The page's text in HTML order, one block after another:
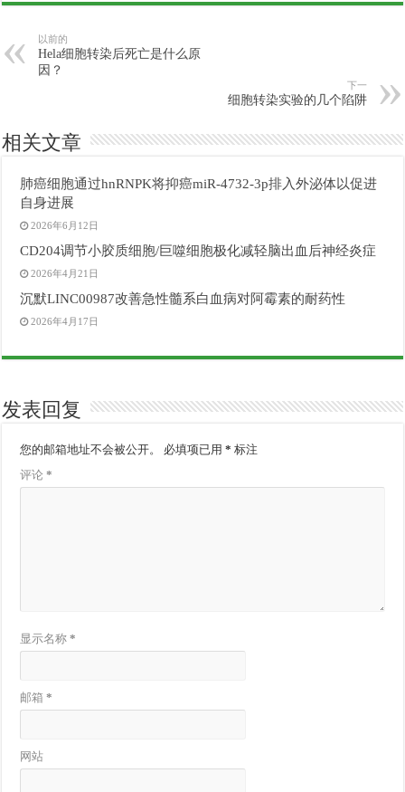
以前的
Hela细胞转染后死亡是什么原
因？
下一
细胞转染实验的几个陷阱
相关文章
肺癌细胞通过hnRNPK将抑癌miR-4732-3p排入外泌体以促进
自身进展
2026年6月12日
CD204调节小胶质细胞/巨噬细胞极化减轻脑出血后神经炎症
2026年4月21日
沉默LINC00987改善急性髓系白血病对阿霉素的耐药性
2026年4月17日
发表回复
您的邮箱地址不会被公开。 必填项已用* 标注
评论*
显示名称*
邮箱*
网站